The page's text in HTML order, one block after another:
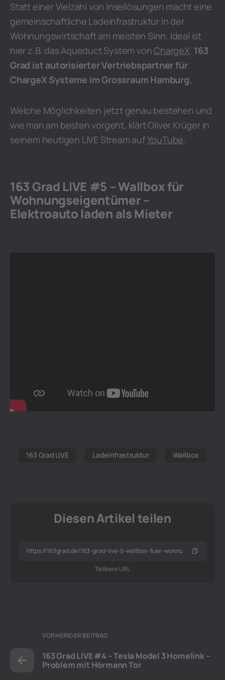
Statt einer Vielzahl von Insellösungen macht eine
gemeinschaftliche Ladeinfrastruktur in der
Wohnungswirtschaft am meisten Sinn. Ideal ist
hier z.B. das Aqueduct System vonChargeX. 163
Grad ist autorisierter Vertriebspartner für
ChargeX Systeme im Grossraum Hamburg.
Welche Möglichkeiten jetzt genau bestehen und
wie man am besten vorgeht, klärt Oliver Krüger in
seinem heutigen LIVE Stream aufYouTube.
163 Grad LIVE #5 – Wallbox für
Wohnungseigentümer –
Elektroauto laden als Mieter
163 Grad LIVE Ladeinfrastruktur Wallbox
Diesen Artikel teilen
Teilbare URL
VORHERIGER BEITRAG
163 Grad LIVE #4 – Tesla Model 3 Homelink –
Problem mit Hörmann Tor